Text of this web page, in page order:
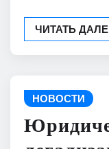
ЧИТАТЬ
НОВОСТИ